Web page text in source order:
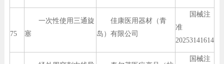
75
一次性使用三通旋
塞
佳康医用器材（青
岛）有限公司
国械注
准
20253141614
国械注